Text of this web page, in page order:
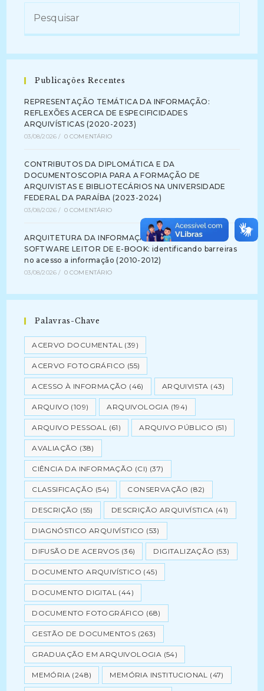
Publicações Recentes
REPRESENTAÇÃO TEMÁTICA DA INFORMAÇÃO:
REFLEXÕES ACERCA DE ESPECIFICIDADES
ARQUIVÍSTICAS (2020-2023)
03/08/2026 / 0 COMENTÁRIO
CONTRIBUTOS DA DIPLOMÁTICA E DA
DOCUMENTOSCOPIA PARA A FORMAÇÃO DE
ARQUIVISTAS E BIBLIOTECÁRIOS NA UNIVERSIDADE
FEDERAL DA PARAÍBA (2023-2024)
03/08/2026 / 0 COMENTÁRIO
ARQUITETURA DA INFORMAÇÃO NA INTERFACE DE
SOFTWARE LEITOR DE E-BOOK: identificando barreiras
no acesso a informação (2010-2012)
03/08/2026 / 0 COMENTÁRIO
Palavras-Chave
ACERVO DOCUMENTAL (39)
ACERVO FOTOGRÁFICO (55)
ACESSO À INFORMAÇÃO (46) ARQUIVISTA (43)
ARQUIVO (109) ARQUIVOLOGIA (194)
ARQUIVO PESSOAL (61) ARQUIVO PÚBLICO (51)
AVALIAÇÃO (38)
CIÊNCIA DA INFORMAÇÃO (CI) (37)
CLASSIFICAÇÃO (54) CONSERVAÇÃO (82)
DESCRIÇÃO (55) DESCRIÇÃO ARQUIVÍSTICA (41)
DIAGNÓSTICO ARQUIVÍSTICO (53)
DIFUSÃO DE ACERVOS (36) DIGITALIZAÇÃO (53)
DOCUMENTO ARQUIVÍSTICO (45)
DOCUMENTO DIGITAL (44)
DOCUMENTO FOTOGRÁFICO (68)
GESTÃO DE DOCUMENTOS (263)
GRADUAÇÃO EM ARQUIVOLOGIA (54)
MEMÓRIA (248) MEMÓRIA INSTITUCIONAL (47)